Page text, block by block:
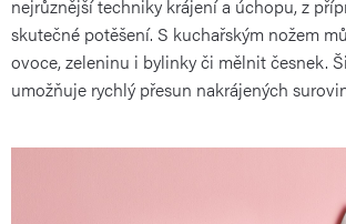
nejrůznější techniky krájení a úchopu, z
skutečné potěšení. S kuchařským nožem
ovoce, zeleninu i bylinky či mělnit česnek.
umožňuje rychlý přesun nakrájených